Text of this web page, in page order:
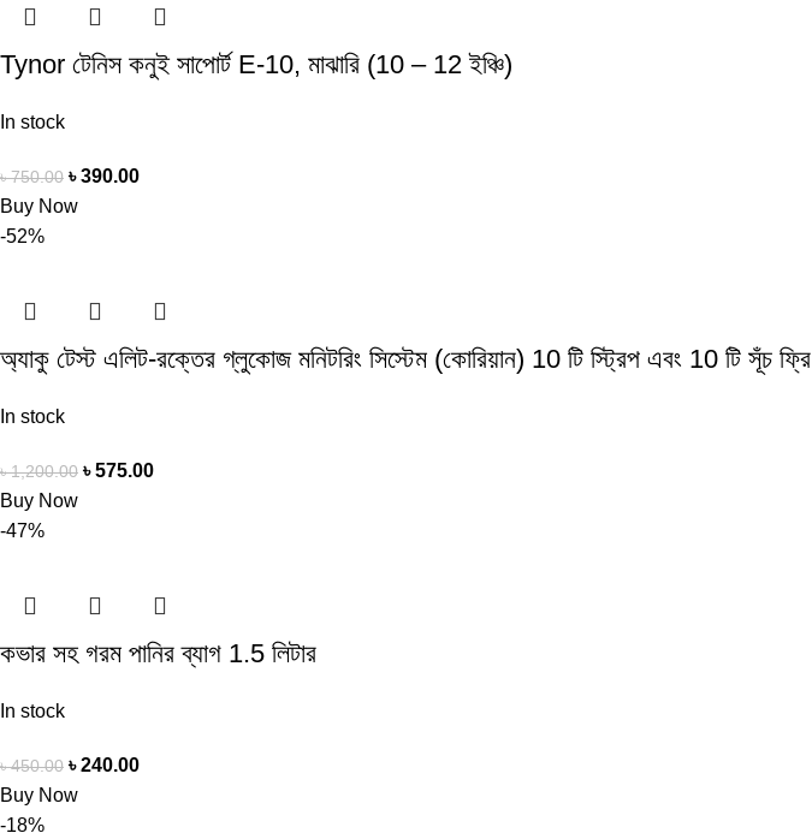
Tynor টেনিস কনুই সাপোর্ট E-10, মাঝারি (10 – 12 ইঞ্চি)
In stock
৳750.00 ৳390.00
Buy Now
-52%
অ্যাকু টেস্ট এলিট-রক্তের গ্লুকোজ মনিটরিং সিস্টেম (কোরিয়ান) 10 টি স্ট্রিপ এবং 10 টি সূঁচ ফ্রি
In stock
৳1,200.00 ৳575.00
Buy Now
-47%
কভার সহ গরম পানির ব্যাগ 1.5 লিটার
In stock
৳450.00 ৳240.00
Buy Now
-18%